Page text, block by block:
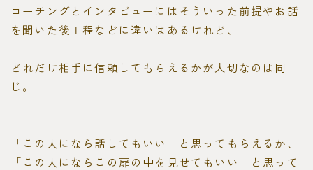
コーチングとインタビューにはそういった前提やお話
を聞いた後工程などに違いはあるけれど、
どれだけ相手に信頼してもらえるかが大切なのは同
じ。
「この人になら話してもいい」と思ってもらえるか、
「この人にならこの扉の中を見せてもいい」と思って